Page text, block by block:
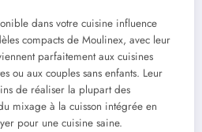
dans votre cuisine influence
compacts de Moulinex, avec leur
parfaitement aux cuisines
ou aux couples sans enfants. Leur
de réaliser la plupart des
mixage à la cuisson intégrée en
pour une cuisine saine.